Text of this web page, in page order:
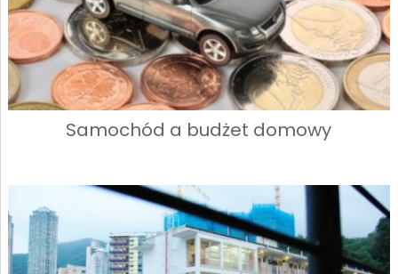
Samochód a budżet domowy